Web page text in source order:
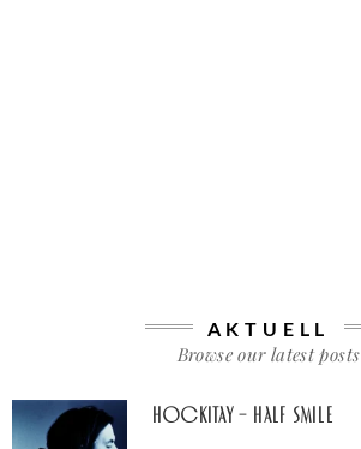
AKTUELL
Browse our latest posts
Hockitay – half smile